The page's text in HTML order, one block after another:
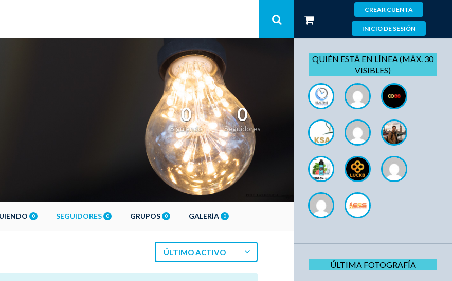
CREAR CUENTA
INICIO DE SESIÓN
0
Siguiendo
0
Seguidores
0 SEGUIDORES 0 GRUPOS 0 GALERÍA 0
ÚLTIMO ACTIVO
QUIÉN ESTÁ EN LÍNEA (MÁX. 30
VISIBLES)
ÚLTIMA FOTOGRAFÍA